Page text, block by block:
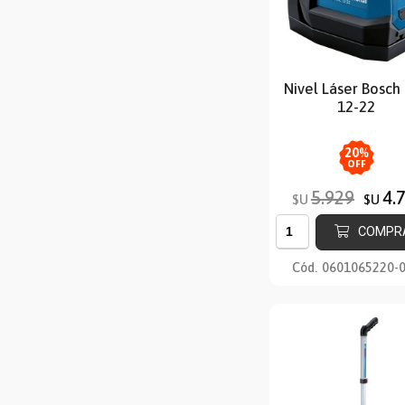
Nivel Láser Bosch
12-22
20%
OFF
$U 5.929 $U
Cód. 0601065220-